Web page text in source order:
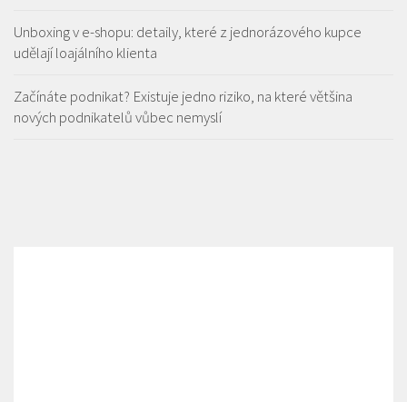
Unboxing v e-shopu: detaily, které z jednorázového kupce
udělají loajálního klienta
Začínáte podnikat? Existuje jedno riziko, na které většina
nových podnikatelů vůbec nemyslí